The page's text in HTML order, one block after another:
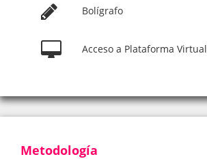
Bolígrafo
Acceso a Plataforma Virtual
Metodología